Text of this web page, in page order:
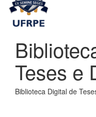
Teses e
Biblioteca Digital de